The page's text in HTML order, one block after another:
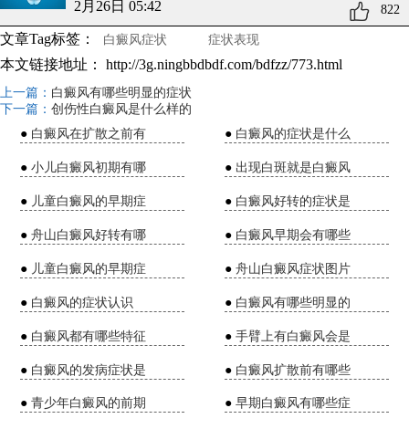
2月26日 05:42
822
文章Tag标签： 白癜风症状 症状表现
本文链接地址： http://3g.ningbbdbdf.com/bdfzz/773.html
上一篇： 白癜风有哪些明显的症状
下一篇： 创伤性白癜风是什么样的
● 白癜风在扩散之前有 ● 白癜风的症状是什么
●小儿白癜风初期有哪 ● 出现白斑就是白癜风
● 儿童白癜风的早期症 ● 白癜风好转的症状是
●舟山白癜风好转有哪 ● 白癜风早期会有哪些
● 儿童白癜风的早期症 ●舟山白癜风症状图片
● 白癜风的症状认识 ● 白癜风有哪些明显的
● 白癜风都有哪些特征 ●手臂上有白癜风会是
● 白癜风的发病症状是 ● 白癜风扩散前有哪些
●青少年白癜风的前期 ●早期白癜风有哪些症